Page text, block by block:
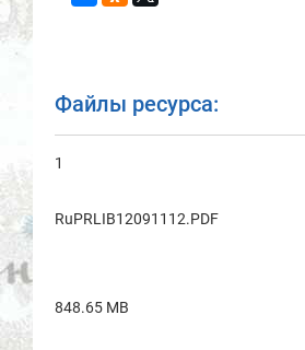
Файлы ресурса:
1
RuPRLIB12091112.PDF
848.65 MB